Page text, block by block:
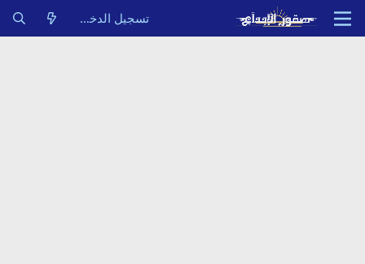
تسجيل الدخول